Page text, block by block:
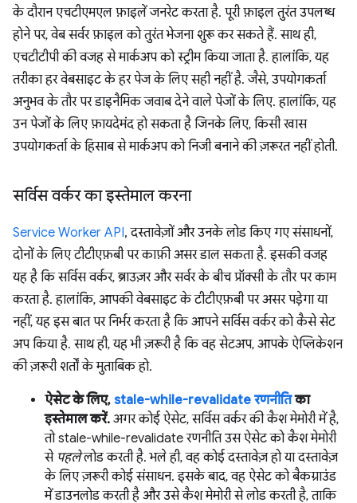
के दौरान एचटीएमएल फ़ाइलें जनरेट करता है. पूरी फ़ाइल तुरंत उपलब्ध
होने पर, वेब सर्वर फ़ाइल को तुरंत भेजना शुरू कर सकते हैं. साथ ही,
एचटीटीपी की वजह से मार्कअप को स्ट्रीम किया जाता है. हालांकि, यह
तरीका हर वेबसाइट के हर पेज के लिए सही नहीं है. जैसे, उपयोगकर्ता
अनुभव के तौर पर डाइनैमिक जवाब देने वाले पेजों के लिए. हालांकि, यह
उन पेजों के लिए फ़ायदेमंद हो सकता है जिनके लिए, किसी खास
उपयोगकर्ता के हिसाब से मार्कअप को निजी बनाने की ज़रूरत नहीं होती.
सर्विस वर्कर का इस्तेमाल करना
Service Worker API, दस्तावेज़ों और उनके लोड किए गए संसाधनों,
दोनों के लिए टीटीएफ़बी पर काफ़ी असर डाल सकता है. इसकी वजह
यह है कि सर्विस वर्कर, ब्राउज़र और सर्वर के बीच प्रॉक्सी के तौर पर काम
करता है. हालांकि, आपकी वेबसाइट के टीटीएफ़बी पर असर पड़ेगा या
नहीं, यह इस बात पर निर्भर करता है कि आपने सर्विस वर्कर को कैसे सेट
अप किया है. साथ ही, यह भी ज़रूरी है कि वह सेटअप, आपके ऐप्लिकेशन
की ज़रूरी शर्तों के मुताबिक हो.
ऐसेट के लिए, stale-while-revalidate रणनीतिका
इस्तेमाल करें. अगर कोई ऐसेट, सर्विस वर्कर की कैश मेमोरी में है,
तो stale-while-revalidate रणनीति उस ऐसेट को कैश मेमोरी
से पहलेलोड करती है. भले ही, वह कोई दस्तावेज़ हो या दस्तावेज़
के लिए ज़रूरी कोई संसाधन. इसके बाद, वह ऐसेट को बैकग्राउंड
में डाउनलोड करती है और उसे कैश मेमोरी से लोड करती है, ताकि